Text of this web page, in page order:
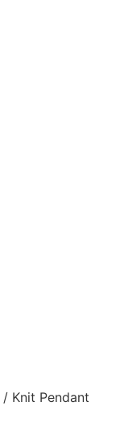
/ Knit Pendant